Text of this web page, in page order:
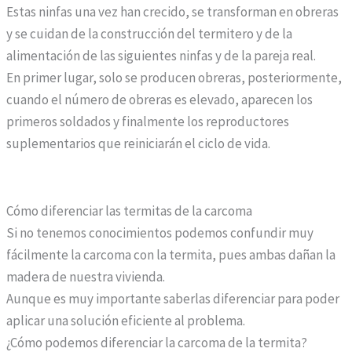
a
t
o
y
l
a
e
r
e
g
r
á
p
Estas ninfas una vez han crecido, se transforman en obreras
y se cuidan de la construcción del termitero y de la
alimentación de las siguientes ninfas y de la pareja real.
En primer lugar, solo se producen obreras, posteriormente,
cuando el número de obreras es elevado, aparecen los
primeros soldados y finalmente los reproductores
suplementarios que reiniciarán el ciclo de vida.
Cómo diferenciar las termitas de la carcoma
Si no tenemos conocimientos podemos confundir muy
fácilmente la carcoma con la termita, pues ambas dañan la
madera de nuestra vivienda.
Aunque es muy importante saberlas diferenciar para poder
aplicar una solución eficiente al problema.
¿Cómo podemos diferenciar la carcoma de la termita?